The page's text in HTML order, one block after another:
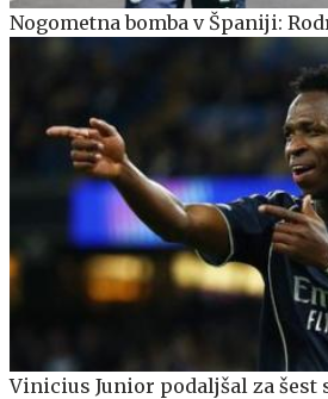
Nogometna bomba v Španiji:
Vinicius Junior podaljšal za šest